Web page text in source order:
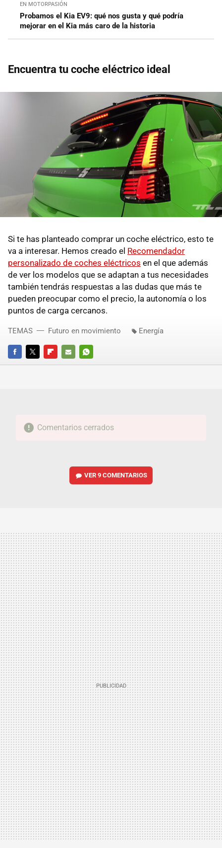
EN MOTORPASIÓN
Probamos el Kia EV9: qué nos gusta y qué podría
mejorar en el Kia más caro de la historia
Encuentra tu coche eléctrico ideal
Si te has planteado comprar un coche eléctrico, esto te
va a interesar. Hemos creado el Recomendador
personalizado de coches eléctricos en el que además
de ver los modelos que se adaptan a tus necesidades
también tendrás respuestas a las dudas que más te
pueden preocupar como el precio, la autonomía o los
puntos de carga cercanos.
FACEBOOKTWITTERFLIPBOARD
E-
WHATSAPP
TEMAS Futuro en movimiento Energía
Comentarios cerrados
VER9 COMENTARIOS